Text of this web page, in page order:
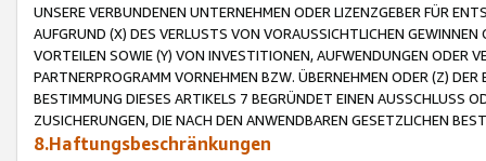
UNSERE VERBUNDENEN UNTERNEHMEN ODER LIZENZGEBER FÜR
AUFGRUND (X) DES VERLUSTS VON VORAUSSICHTLICHEN
VORTEILEN SOWIE (Y) VON INVESTITIONEN, AUFWENDUNGEN ODER
PARTNERPROGRAMM VORNEHMEN BZW. ÜBERNEHMEN ODER (Z)
BESTIMMUNG DIESES ARTIKELS 7 BEGRÜNDET EINEN AUSSCHLUSS
ZUSICHERUNGEN, DIE NACH DEN ANWENDBAREN GESETZLICHEN
8.Haftungsbeschränkungen